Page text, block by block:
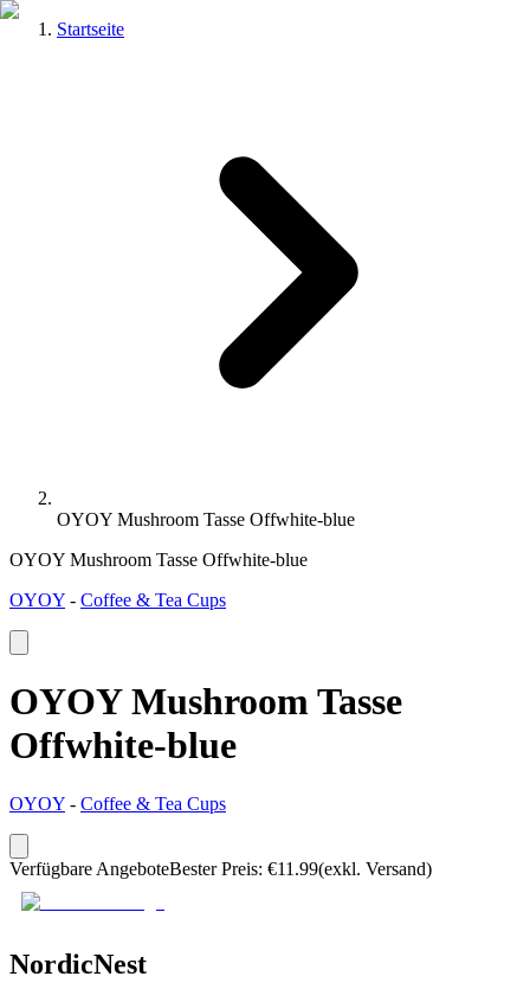
Startseite
OYOY Mushroom Tasse Offwhite-blue
OYOY Mushroom Tasse Offwhite-blue
OYOY - Coffee & Tea Cups
OYOY Mushroom Tasse
Offwhite-blue
OYOY - Coffee & Tea Cups
Verfügbare AngeboteBester Preis: €11.99(exkl. Versand)
NordicNest